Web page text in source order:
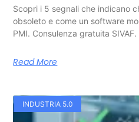
Scopri i 5 segnali che indicano
obsoleto e come un software
PMI. Consulenza gratuita SIVAF.
Read More
INDUSTRIA 5.0